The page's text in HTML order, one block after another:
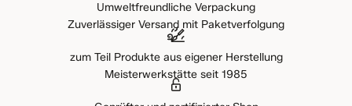
Umweltfreundliche Verpackung
Zuverlässiger Versand mit Paketverfolgung
zum Teil Produkte aus eigener Herstellung
Meisterwerkstätte seit 1985